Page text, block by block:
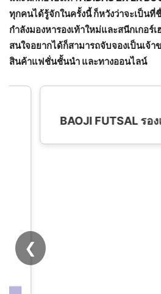
ทุกคนได้รู้จักในครั้งนี้ ก็หวังว่าจะเป็น
กำลังมองหารองเท้าใหม่และสนีกเกอ
สนใจอยากได้ก็สามารถจับจองเป็นเจ้
สินค้าแฟชั่นชั้นนำ และทางออนไลน์
❮